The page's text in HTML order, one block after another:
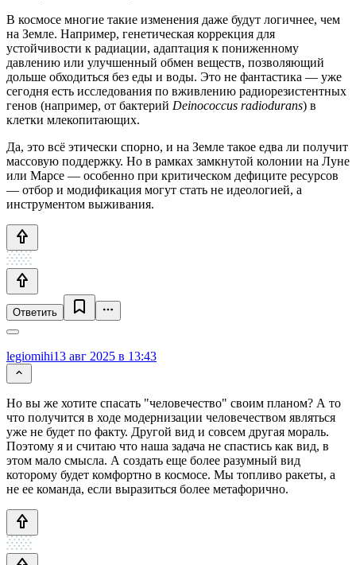
В космосе многие такие изменения даже будут логичнее, чем
на Земле. Например, генетическая коррекция для
устойчивости к радиации, адаптация к пониженному
давлению или улучшенный обмен веществ, позволяющий
дольше обходиться без еды и воды. Это не фантастика — уже
сегодня есть исследования по вживлению радиорезистентных
генов (например, от бактерий Deinococcus radiodurans) в
клетки млекопитающих.
Да, это всё этически спорно, и на Земле такое едва ли получит
массовую поддержку. Но в рамках замкнутой колонии на Луне
или Марсе — особенно при критическом дефиците ресурсов
— отбор и модификация могут стать не идеологией, а
инструментом выживания.
Ответить
legiomihi13 авг 2025 в 13:43
Но вы же хотите спасать "человечество" своим планом? А то
что получится в ходе модернизации человечеством являться
уже не будет по факту. Другой вид и совсем другая мораль.
Поэтому я и считаю что наша задача не спастись как вид, в
этом мало смысла. А создать еще более разумный вид
которому будет комфортно в космосе. Мы топливо ракеты, а
не ее команда, если выразиться более метафорично.